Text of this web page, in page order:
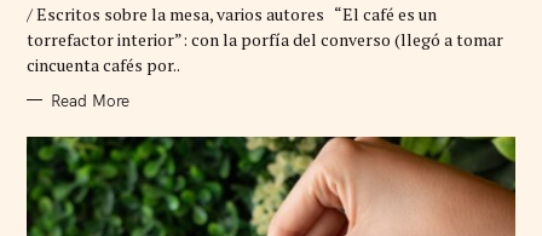
O
R
I
E
/ Escritos sobre la mesa, varios autores “El café es un
torrefactor interior”: con la porfía del converso (llegó a tomar
cincuenta cafés por..
Read More